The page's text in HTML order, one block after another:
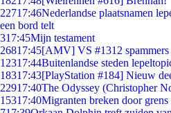
22717:46Nederlandse plaatsnamen
een bord telt
317:45Mijn testament
26817:45[AMV] VS #1312 spammers
12317:44Buitenlandse steden
18317:43[PlayStation #184] Nieuw
22917:40The Odyssey (Christopher
15317:40Migranten breken door